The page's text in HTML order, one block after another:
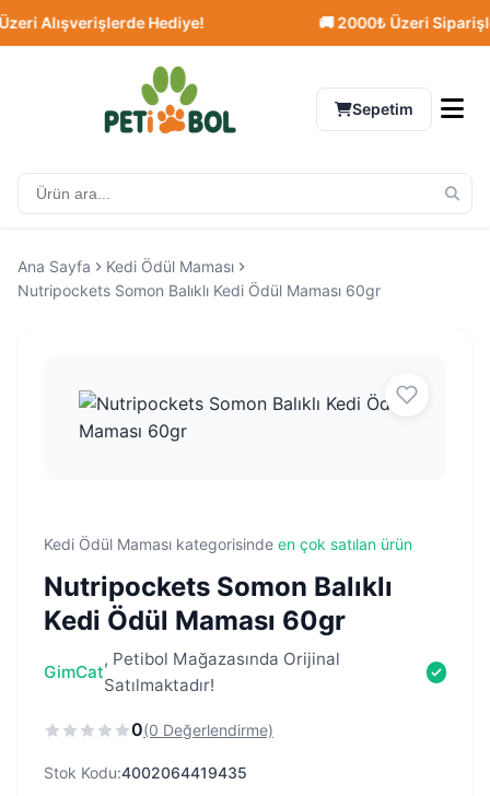
Alışverişlerde Hediye! 🚚 2000₺ Üzeri
Sepetim
Ana Sayfa
Kedi Ödül Maması
Nutripockets Somon Balıklı Kedi Ödül Maması 60gr
Kedi Ödül Maması kategorisinde en çok satılan ürün
Nutripockets Somon Balıklı
Kedi Ödül Maması 60gr
GimCat
, Petibol Mağazasında Orijinal
Satılmaktadır!
0(0 Değerlendirme)
Stok Kodu:4002064419435